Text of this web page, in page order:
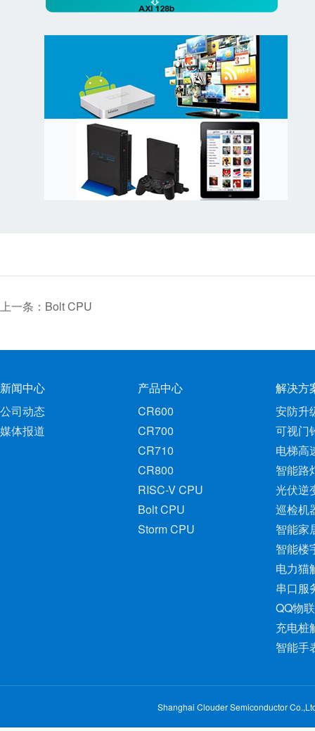
上一条：Bolt CPU
新闻中心
公司动态
媒体报道
产品中心
CR600
CR700
CR710
CR800
RISC-V CPU
Bolt CPU
Storm CPU
解决方
安防升
可视门
电梯高
智能路
光伏逆
巡检机
智能家
智能楼
电力猫
串口服
QQ物
充电桩
智能手
Shanghai Clouder Semiconductor